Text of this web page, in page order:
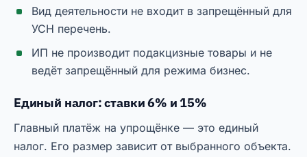
Вид деятельности не входит в запрещённый для
УСН перечень.
ИП не производит подакцизные товары и не
ведёт запрещённый для режима бизнес.
Единый налог: ставки 6% и 15%
Главный платёж на упрощёнке — это единый
налог. Его размер зависит от выбранного объекта.